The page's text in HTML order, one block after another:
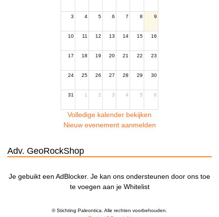
3 4 5 6 7 8 9
10 11 12 13 14 15 16
17 18 19 20 21 22 23
24 25 26 27 28 29 30
31 1 2 3 4 5 6
Volledige kalender bekijken
Nieuw evenement aanmelden
Adv. GeoRockShop
Je gebuikt een AdBlocker. Je kan ons ondersteunen door ons toe
te voegen aan je Whitelist
© Stichting Paleontica. Alle rechten voorbehouden.